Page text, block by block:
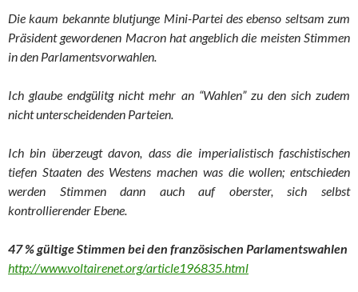
Die kaum bekannte blutjunge Mini-Partei des ebenso seltsam zum
Präsident gewordenen Macron hat angeblich die meisten Stimmen
in den Parlamentsvorwahlen.
Ich glaube endgülitg nicht mehr an “Wahlen” zu den sich zudem
nicht unterscheidenden Parteien.
Ich bin überzeugt davon, dass die imperialistisch faschistischen
tiefen Staaten des Westens machen was die wollen; entschieden
werden Stimmen dann auch auf oberster, sich selbst
kontrollierender Ebene.
47 % gültige Stimmen bei den französischen Parlamentswahlen
http://www.voltairenet.org/article196835.html